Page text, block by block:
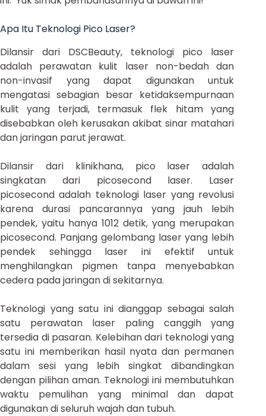
Apa Itu Teknologi Pico Laser?
Dilansir dari DSCBeauty, teknologi pico laser
adalah perawatan kulit laser non-bedah dan
non-invasif yang dapat digunakan untuk
mengatasi sebagian besar ketidaksempurnaan
kulit yang terjadi, termasuk flek hitam yang
disebabkan oleh kerusakan akibat sinar matahari
dan jaringan parut jerawat.
Dilansir dari klinikhana, pico laser adalah
singkatan dari picosecond laser. Laser
picosecond adalah teknologi laser yang revolusi
karena durasi pancarannya yang jauh lebih
pendek, yaitu hanya 1012 detik, yang merupakan
picosecond. Panjang gelombang laser yang lebih
pendek sehingga laser ini efektif untuk
menghilangkan pigmen tanpa menyebabkan
cedera pada jaringan di sekitarnya.
Teknologi yang satu ini dianggap sebagai salah
satu perawatan laser paling canggih yang
tersedia di pasaran. Kelebihan dari teknologi yang
satu ini memberikan hasil nyata dan permanen
dalam sesi yang lebih singkat dibandingkan
dengan pilihan aman. Teknologi ini membutuhkan
waktu pemulihan yang minimal dan dapat
digunakan di seluruh wajah dan tubuh.